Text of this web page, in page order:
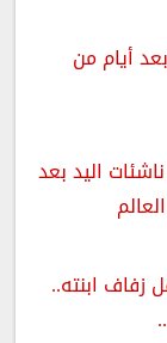
أيام من
اليد بعد
زفاف ابنته..